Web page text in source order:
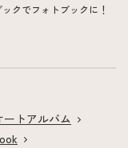
クでフォトブックに！
ートアルバム